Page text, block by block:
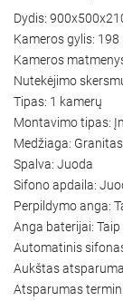
Dydis:
Kameros gylis: 198
Kameros
Nutekėjimo
Tipas: 1 kamerų
Montavimo tipas:
Medžiaga: Granitas
Spalva: Juoda
Sifono apdaila:
Perpildymo anga:
Anga baterijai: Taip
Automatinis
Aukštas
Atsparumas